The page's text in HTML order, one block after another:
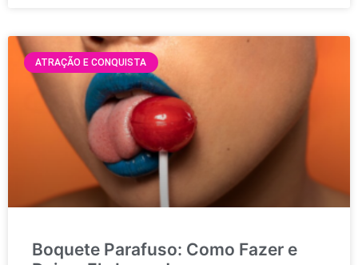
ATRAÇÃO E CONQUISTA
Boquete Parafuso: Como Fazer e